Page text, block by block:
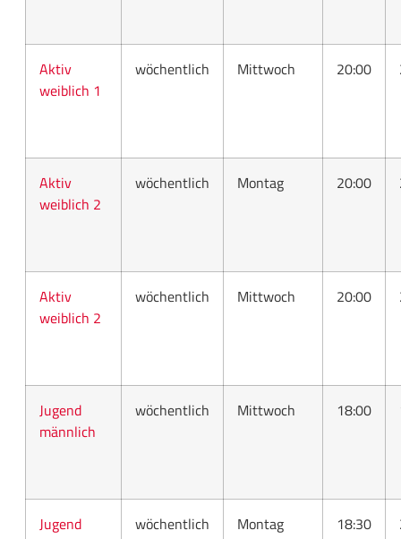
Aktiv
weiblich 1
wöchentlich Mittwoch 20:00
Aktiv
weiblich 2
wöchentlich Montag 20:00
Aktiv
weiblich 2
wöchentlich Mittwoch 20:00
Jugend
männlich
wöchentlich Mittwoch 18:00
Jugend
wöchentlich Montag 18:30